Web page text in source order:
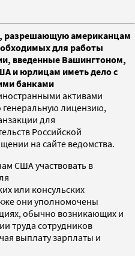
американцам
для работы
введенные Вашингтоном,
и юрлицам иметь дело с
банками
активами
лицензию,
для
Российской
на сайте ведомства.
США участвовать в
или консульских
они уполномочены
обычно возникающих и
труда сотрудников
выплату зарплаты и